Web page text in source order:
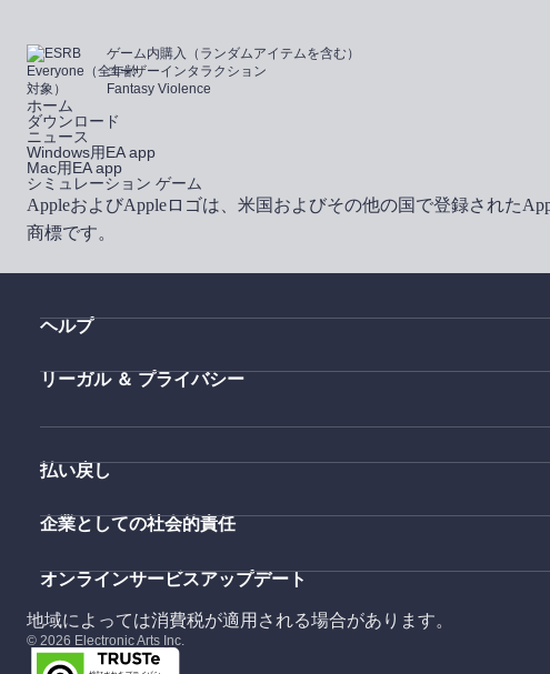
ゲーム内購入（ランダムアイテムを含む）
ユーザーインタラクション
Fantasy Violence
ホーム
ダウンロード
ニュース
Windows用EA app
Mac用EA app
シミュレーション ゲーム
AppleおよびAppleロゴは、米国およびその他の国で登録された
商標です。
ヘルプ
リーガル ＆ プライバシー
払い戻し
企業としての社会的責任
オンラインサービスアップデート
地域によっては消費税が適用される場合があります。
© 2026 Electronic Arts Inc.